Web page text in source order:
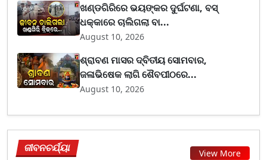
ଖଣ୍ଡଗିରିରେ ଭୟଙ୍କର ଦୁର୍ଘଟଣା, ବସ୍
ଧକ୍କାରେ ଚାଲିଗଲା ବା...
August 10, 2026
ଶ୍ରାବଣ ମାସର ଦ୍ବିତୀୟ ସୋମବାର,
ଜଳାଭିଷେକ ଲାଗି ଶୈବପୀଠରେ...
August 10, 2026
ଜୀବନଚର୍ଯ୍ୟା View More